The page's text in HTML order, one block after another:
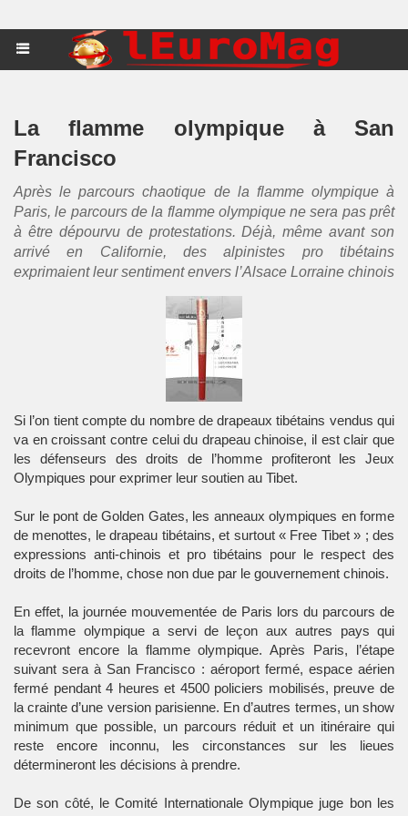
La flamme olympique à San
Francisco
Après le parcours chaotique de la flamme olympique à
Paris, le parcours de la flamme olympique ne sera pas prêt
à être dépourvu de protestations. Déjà, même avant son
arrivé en Californie, des alpinistes pro tibétains
exprimaient leur sentiment envers l’Alsace Lorraine chinois
Si l’on tient compte du nombre de drapeaux tibétains vendus qui
va en croissant contre celui du drapeau chinoise, il est clair que
les défenseurs des droits de l’homme profiteront les Jeux
Olympiques pour exprimer leur soutien au Tibet.
Sur le pont de Golden Gates, les anneaux olympiques en forme
de menottes, le drapeau tibétains, et surtout « Free Tibet » ; des
expressions anti-chinois et pro tibétains pour le respect des
droits de l’homme, chose non due par le gouvernement chinois.
En effet, la journée mouvementée de Paris lors du parcours de
la flamme olympique a servi de leçon aux autres pays qui
recevront encore la flamme olympique. Après Paris, l’étape
suivant sera à San Francisco : aéroport fermé, espace aérien
fermé pendant 4 heures et 4500 policiers mobilisés, preuve de
la crainte d’une version parisienne. En d’autres termes, un show
minimum que possible, un parcours réduit et un itinéraire qui
reste encore inconnu, les circonstances sur les lieues
détermineront les décisions à prendre.
De son côté, le Comité Internationale Olympique juge bon les